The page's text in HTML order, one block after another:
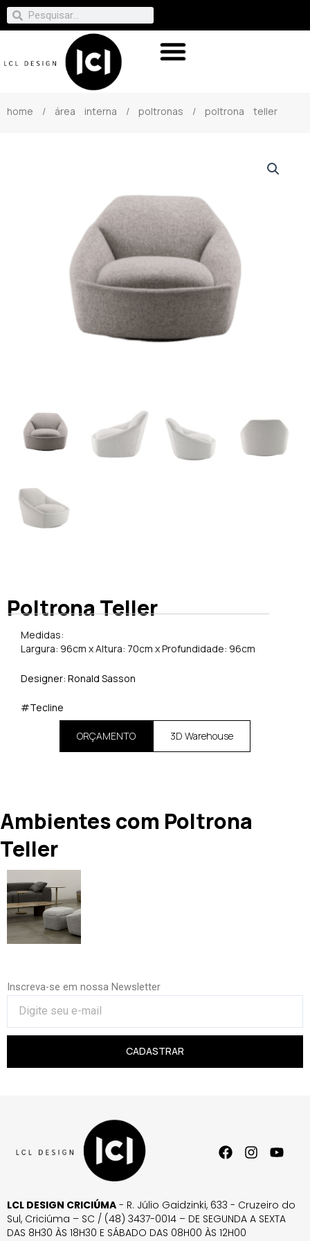
home / área interna / poltronas / poltrona teller
Poltrona Teller
Medidas:
Largura: 96cm x Altura: 70cm x Profundidade: 96cm
Designer: Ronald Sasson
#Tecline
ORÇAMENTO 3D Warehouse
Ambientes com Poltrona
Teller
Inscreva-se em nossa Newsletter
CADASTRAR
LCL DESIGN CRICIÚMA - R. Júlio Gaidzinki, 633 - Cruzeiro do
Sul, Criciúma – SC / (48) 3437-0014 – DE SEGUNDA A SEXTA
DAS 8H30 ÀS 18H30 E SÁBADO DAS 08H00 ÀS 12H00